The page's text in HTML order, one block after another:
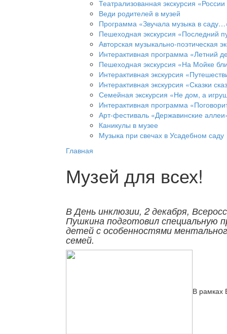
Театрализованная экскурсия
Веди родителей в музей
Программа «Звучала музыка в
Пешеходная экскурсия «Последний
Авторская музыкально-поэтическая
Интерактивная программа «Летний
Пешеходная экскурсия «На Мойке
Интерактивная экскурсия
Интерактивная экскурсия «Сказки
Семейная экскурсия «Не дом, а
Интерактивная программа
Арт-фестиваль «Державинские
Каникулы в музее
Музыка при свечах в Усадебном саду
Главная
Музей для всех!
В День инклюзии, 2 декабря,
Пушкина подготовил специальную
детей с особенностями
семей.
В рамках